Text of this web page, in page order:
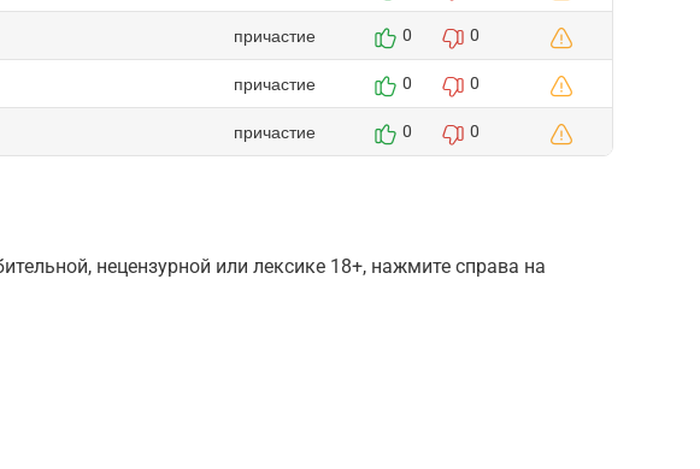
причастие 0 0
причастие 0 0
причастие 0 0
нецензурной или лексике 18+, нажмите справа на